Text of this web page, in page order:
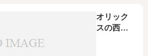
オリック
スの西浦